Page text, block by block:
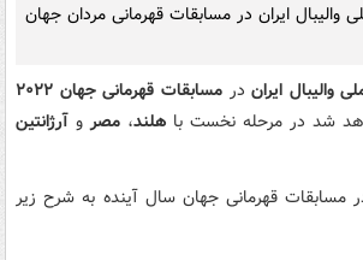
والیبال ایران در مسابقات قهرمانی مردان جهان
والیبال ایراندرمسابقات قهرمانی جهان ۲۰۲۲
شد در مرحله نخست با هلند،مصرو آرژانتین
در مسابقات قهرمانی جهان سال آینده به شرح زیر